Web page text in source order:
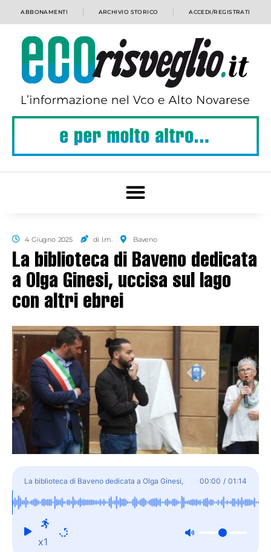
ABBONAMENTI ARCHIVIO STORICO ACCEDI/REGISTRATI
4 Giugno 2025 di l.m. Baveno
La biblioteca di Baveno dedicata
a Olga Ginesi, uccisa sul lago
con altri ebrei
La biblioteca di Baveno dedicata a Olga Ginesi,
uccisa sul lago con altri ebrei
00:00 / 01:14
x1